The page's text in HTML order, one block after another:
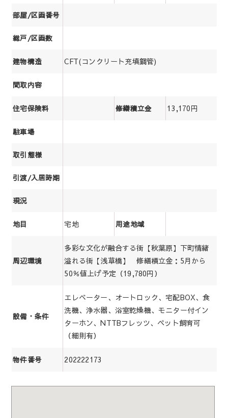
部屋/区画番号
総戸/区画数
建物構造 CFT(コンクリート充填鋼管)
間取内容
住宅保険料 修繕積立金 13,170円
駐車場
取引態様
引渡/入居時期
現況
地目 宅地 用途地域
周辺環境
多彩な文化が融合する街【秋葉原】下町情緒
溢れる街【浅草橋】 修繕積立金：5月から
50％値上げ予定（19,780円）
設備・条件
エレベーター、オートロック、宅配BOX、食
洗機、浄水器、浴室乾燥機、モニター付イン
ターホン、NTTBフレッツ、ペット飼育可
（細則有）
物件番号 202222173